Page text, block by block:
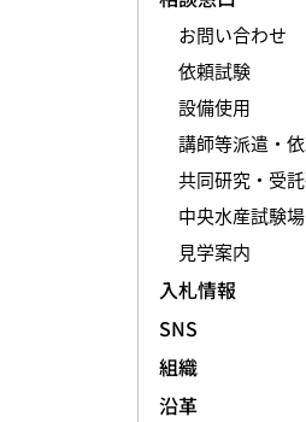
お問い合わせ
依頼試験
設備使用
講師等派遣・
共同研究・受
中央水産試験
見学案内
入札情報
SNS
組織
沿革